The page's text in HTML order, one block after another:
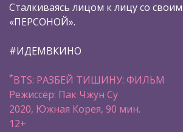
Сталкиваясь лицом к лицу со
«ПЕРСОНОЙ».
#ИДЕМВКИНО
*BTS: РАЗБЕЙ ТИШИНУ: ФИЛЬМ
Режиссёр: Пак Чжун Су
2020, Южная Корея, 90 мин.
12+